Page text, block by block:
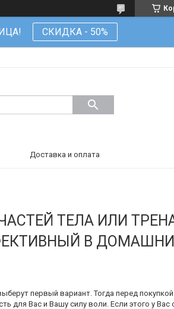
СКИДКА - 50%
Доставка и оплата
ТЕЛА ИЛИ
В
первый вариант. Тогда перед
для Вас и Вашу силу воли. Если этого у Вас